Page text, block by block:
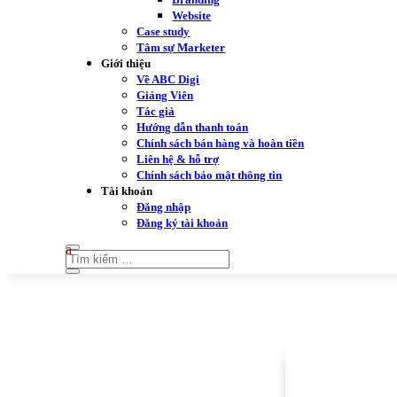
Website
Case study
Tâm sự Marketer
Giới thiệu
Về ABC Digi
Giảng Viên
Tác giả
Hướng dẫn thanh toán
Chính sách bán hàng và hoàn tiền
Liên hệ & hỗ trợ
Chính sách bảo mật thông tin
Tài khoản
Đăng nhập
Đăng ký tài khoản